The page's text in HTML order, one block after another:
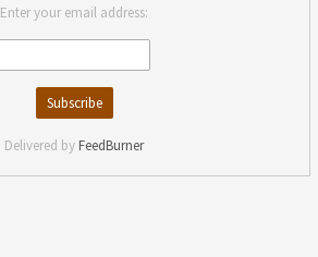
Enter your email address:
Delivered by FeedBurner